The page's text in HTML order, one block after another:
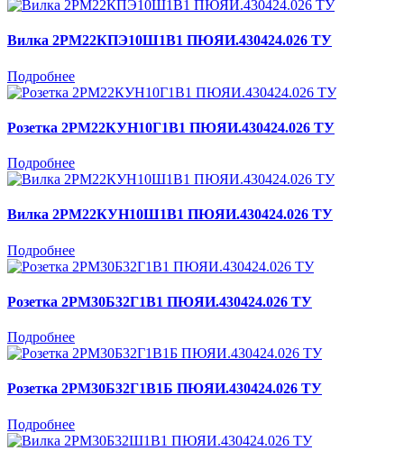
Вилка 2РМ22КПЭ10Ш1В1 ПЮЯИ.430424.026 ТУ
Подробнее
Розетка 2РМ22КУН10Г1В1 ПЮЯИ.430424.026 ТУ
Подробнее
Вилка 2РМ22КУН10Ш1В1 ПЮЯИ.430424.026 ТУ
Подробнее
Розетка 2РМ30Б32Г1В1 ПЮЯИ.430424.026 ТУ
Подробнее
Розетка 2РМ30Б32Г1В1Б ПЮЯИ.430424.026 ТУ
Подробнее